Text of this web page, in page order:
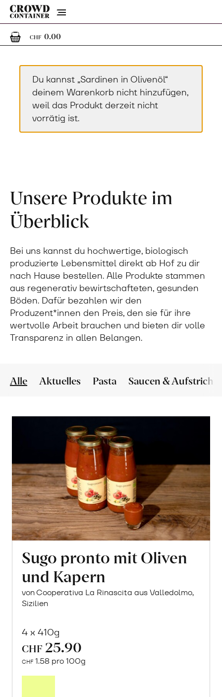
Menu
CHF 0.000 Artikel im Warenkorb
Du kannst „Sardinen in Olivenöl“
deinem Warenkorb nicht hinzufügen,
weil das Produkt derzeit nicht
vorrätig ist.
Unsere Produkte im
Überblick
Bei uns kannst du hochwertige, biologisch
produzierte Lebensmittel direkt ab Hof zu dir
nach Hause bestellen. Alle Produkte stammen
aus regenerativ bewirtschafteten, gesunden
Böden. Dafür bezahlen wir den
Produzent*innen den Preis, den sie für ihre
wertvolle Arbeit brauchen und bieten dir volle
Transparenz in allen Belangen.
Alle Aktuelles Pasta Saucen & Aufstriche
Sugo pronto mit Oliven
und Kapern
von Cooperativa La Rinascita aus Valledolmo,
Sizilien
4 x 410g
CHF 25.90
CHF 1.58 pro 100g